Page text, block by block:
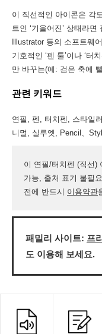
이 직선적인 아이콘은 각
트인 ‘기울어진’ 상태라
Illustrator 등의 소프트웨
기호적인 ‘펜 툴’이나 ‘터
만 바꾸는(예: 검은 축에
관련 키워드
연필, 펜, 터치펜, 스타일
니멀, 실루엣, Pencil、
이 연필/터치펜 (직선)
가능, 출처 표기 불필
전에 반드시 이용약관
패밀리 사이트: 프
도 이용해 보세요.